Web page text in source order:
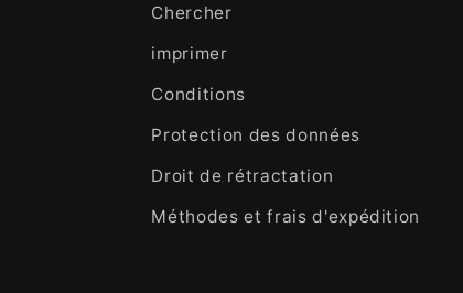
Chercher
imprimer
Conditions
Protection des données
Droit de rétractation
Méthodes et frais d'expédition